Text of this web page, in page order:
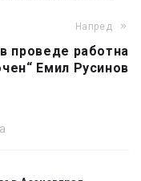
Напред
проведе работна
Емил Русинов